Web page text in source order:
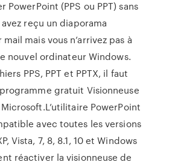
PowerPoint (PPS ou PPT) sans
reçu un diaporama
mais vous n’arrivez pas à
nouvel ordinateur Windows.
PPS, PPT et PPTX, il faut
gratuit Visionneuse
PowerPoint
avec toutes les versions
Vista, 7, 8, 8.1, 10 et Windows
réactiver la visionneuse de